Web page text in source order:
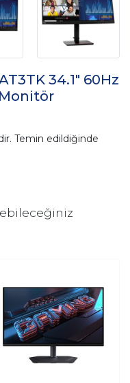
34.1" 60Hz
Temin edildiğinde